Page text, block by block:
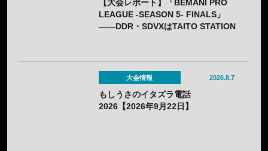
【大会レポート】「BEMANI PRO
LEAGUE -SEASON 5- FINALS」
——DDR・SDVXはTAITO STATION
大会情報 2026.8.7
もしうさのイタズラ電話
2026【2026年9月22日】